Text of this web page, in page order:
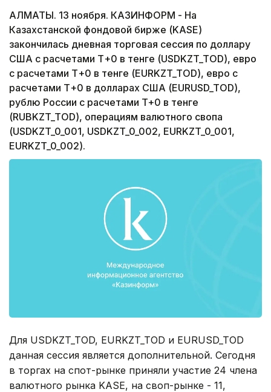
АЛМАТЫ. 13 ноября. КАЗИНФОРМ - На
Казахстанской фондовой бирже (KASE)
закончилась дневная торговая сессия по доллару
США с расчетами Т+0 в тенге (USDKZT_TOD), евро
с расчетами Т+0 в тенге (EURKZT_TOD), евро с
расчетами Т+0 в долларах США (EURUSD_TOD),
рублю России с расчетами T+0 в тенге
(RUBKZT_TOD), операциям валютного свопа
(USDKZT_0_001, USDKZT_0_002, EURKZT_0_001,
EURKZT_0_002).
Для USDKZT_TOD, EURKZT_TOD и EURUSD_TOD
данная сессия является дополнительной. Сегодня
в торгах на спот-рынке приняли участие 24 члена
валютного рынка KASE, на своп-рынке - 11,